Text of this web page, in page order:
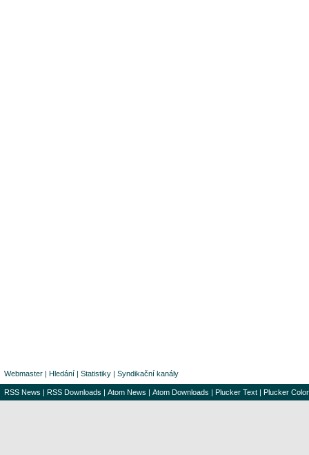
Webmaster | Hledání | Statistiky | Syndikační kanály
RSS News | RSS Downloads | Atom News | Atom Downloads | Plucker Text | Plucker Color